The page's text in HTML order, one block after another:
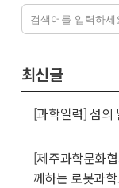
최신글
[과학일력] 섬의
[제주과학문화
께하는 로봇과